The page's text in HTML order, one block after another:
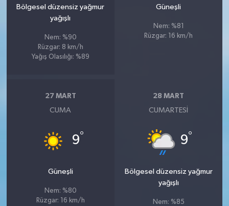
Bölgesel düzensiz yağmur
yağışlı
Nem: %90
Rüzgar: 8 km/h
Yağış Olasılığı: %89
Güneşli
Nem: %81
Rüzgar: 16 km/h
27 MART
CUMA
9°
Güneşli
Nem: %80
Rüzgar: 16 km/h
28 MART
CUMARTESI
9°
Bölgesel düzensiz yağmur
yağışlı
Nem: %85